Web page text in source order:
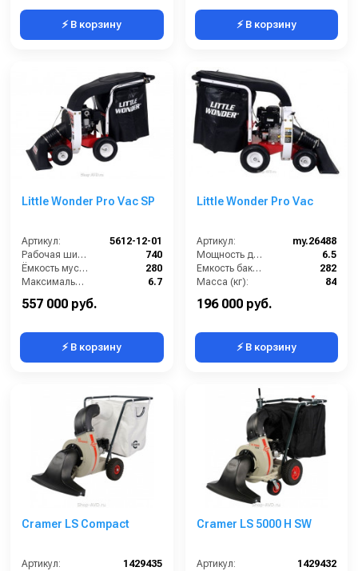
⚡ В корзину ⚡ В корзину
Little Wonder Pro Vac SP
Артикул:
5612-12-01
Рабочая ширина (мм):
740
Ёмкость мусоросборника (л):
280
Максимальная скорость движения (км/ч):
6.7
557 000 руб.
⚡ В корзину
Little Wonder Pro Vac
Артикул:
my.26488
Мощность двигателя (лс):
6.5
Емкость бака для мусора (л):
282
Масса (кг):
84
196 000 руб.
⚡ В корзину
Cramer LS Compact
Артикул:
1429435
Cramer LS 5000 H SW
Артикул:
1429432